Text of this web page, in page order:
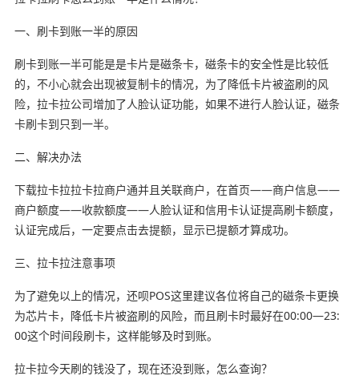
一、刷卡到账一半的原因
刷卡到账一半可能是是卡片是磁条卡，磁条卡的安全性是比较低
的，不小心就会出现被复制卡的情况，为了降低卡片被盗刷的风
险，拉卡拉公司增加了人脸认证功能，如果不进行人脸认证，磁条
卡刷卡到只到一半。
二、解决办法
下载拉卡拉拉卡拉商户通并且关联商户，在首页——商户信息——
商户额度——收款额度——人脸认证和信用卡认证提高刷卡额度，
认证完成后，一定要点击去提额，显示已提额才算成功。
三、拉卡拉注意事项
为了避免以上的情况，还呗POS这里建议各位将自己的磁条卡更换
为芯片卡，降低卡片被盗刷的风险，而且刷卡时最好在00:00—23:
00这个时间段刷卡，这样能够及时到账。
拉卡拉今天刷的钱没了，现在还没到账，怎么查询？